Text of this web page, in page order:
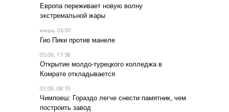
Европа переживает новую волну
экстремальной жары
вчера, 06:00
Гио Пики против манеле
05.08, 17:58
Открытие молдо-турецкого колледжа в
Комрате откладывается
03.08, 08:19
Чимпоеш: Гораздо легче снести памятник, чем
построить завод